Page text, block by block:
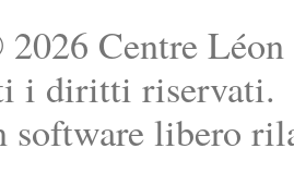
Centre Léon
i diritti riservati.
software libero